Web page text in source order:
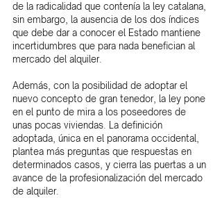
de la radicalidad que contenía la ley catalana,
sin embargo, la ausencia de los dos índices
que debe dar a conocer el Estado mantiene
incertidumbres que para nada benefician al
mercado del alquiler.
Además, con la posibilidad de adoptar el
nuevo concepto de gran tenedor, la ley pone
en el punto de mira a los poseedores de
unas pocas viviendas. La definición
adoptada, única en el panorama occidental,
plantea más preguntas que respuestas en
determinados casos, y cierra las puertas a un
avance de la profesionalización del mercado
de alquiler.